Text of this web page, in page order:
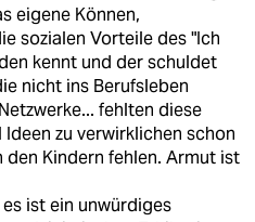
eigene Können,
sozialen Vorteile des "Ich
kennt und der schuldet
nicht ins Berufsleben
fehlten diese
zu verwirklichen schon
Kindern fehlen. Armut ist
ist ein unwürdiges